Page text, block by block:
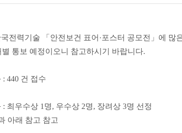
국전력기술 「안전보건 표어·포스터 공모전」에 많
통보 예정이오니 참고하시기 바랍니다.
: 440 건 접수
: 최우수상 1명, 우수상 2명, 장려상 3명 선정
아래 참고 참고